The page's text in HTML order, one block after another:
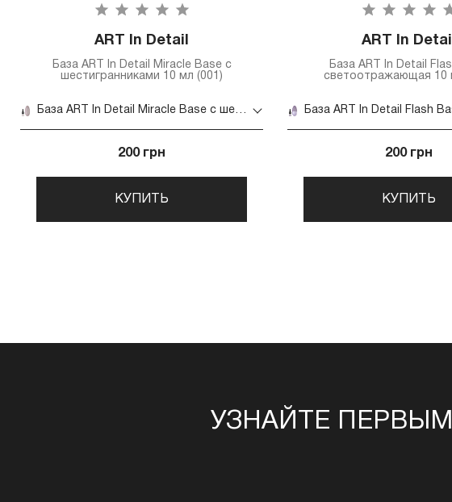
ART In Detail
База ART In Detail Miracle Base с
шестигранниками 10 мл (001)
База ART In Detail Miracle Base с шестигранниками 10 мл (001)
200 грн
КУПИТЬ
ART In Detail
База ART In Detail
светоотражающая 10
200 грн
КУПИТЬ
УЗНАЙТЕ